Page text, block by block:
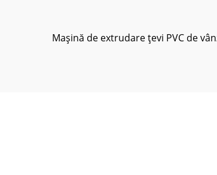
Mașină de extrudare țevi PVC de